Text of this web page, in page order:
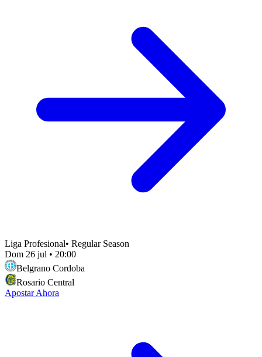
Liga Profesional• Regular Season
Dom 26 jul • 20:00
Belgrano Cordoba
Rosario Central
Apostar Ahora